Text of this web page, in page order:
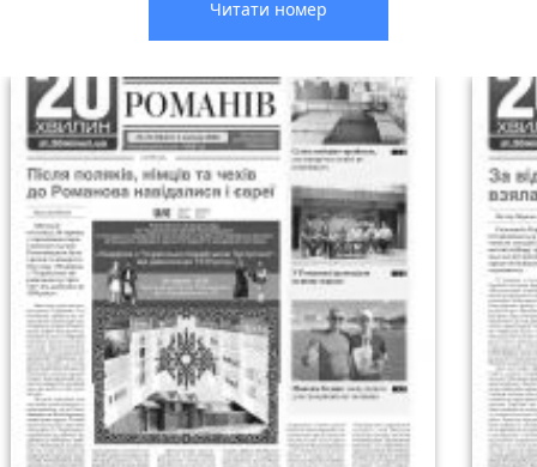
Читати номер